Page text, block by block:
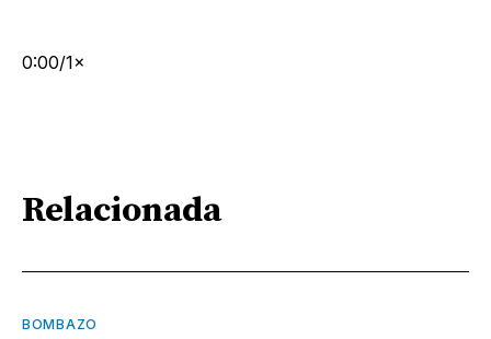
0:00/1×
Relacionada
BOMBAZO